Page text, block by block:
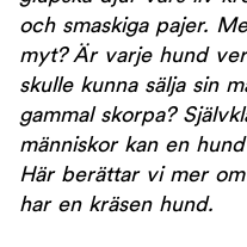
och smaskiga pajer.
myt? Är varje hund
skulle kunna sälja sin
gammal skorpa?
människor kan en
Här berättar vi mer
har en kräsen hund.